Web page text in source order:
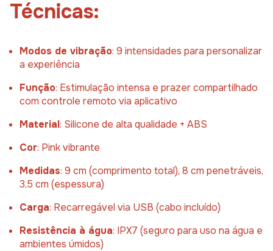
Técnicas:
Modos de vibração: 9 intensidades para personalizar
a experiência
Função: Estimulação intensa e prazercompartilhado
com controle remoto via aplicativo
Material: Silicone de alta qualidade + ABS
Cor: Pinkvibrante
Medidas: 9 cm (comprimento total), 8 cm penetráveis,
3,5 cm (espessura)
Carga: Recarregável via USB (cabo incluído)
Resistência à água: IPX7 (seguro para uso na água e
ambientes úmidos)